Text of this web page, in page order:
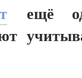
ещё